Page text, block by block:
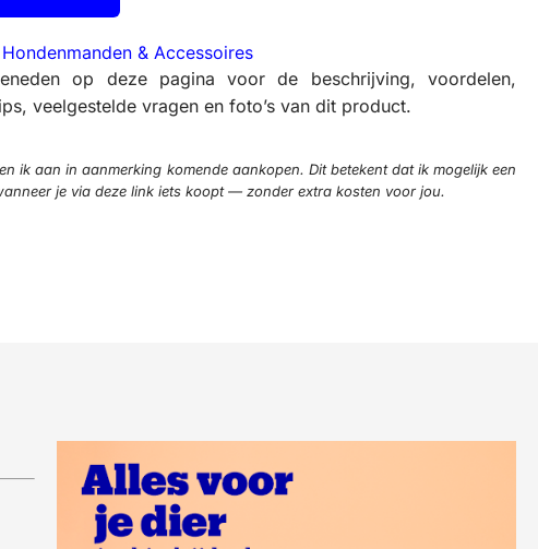
Hondenmanden & Accessoires
op deze pagina voor de beschrijving, voordelen,
veelgestelde vragen en foto’s van dit product.
ik aan in aanmerking komende aankopen. Dit betekent dat ik mogelijk een
je via deze link iets koopt — zonder extra kosten voor jou.